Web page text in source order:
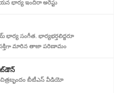
భార్య ఇందిరా అరెస్టు
భార్య‌ సంగీత. భార్య‌భ‌ర్త‌లిద్ద‌రూ
ఆస‌క్తిగా మారిన తాజా పరిణామం
చిత్రబృందం బీటీఎస్ వీడియో